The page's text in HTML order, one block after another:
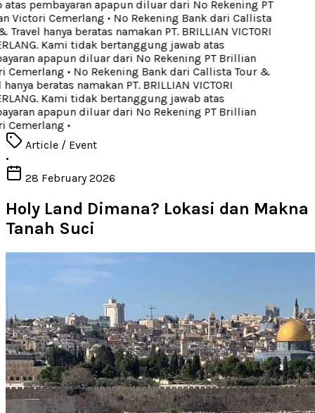
pembayaran apapun diluar dari No Rekening PT
Victori Cemerlang• No Rekening Bank dari Callista
hanya beratas namakan PT. BRILLIAN VICTORI
Kami tidak bertanggung jawab atas
apapun diluar dari No Rekening PT Brillian
Cemerlang• No Rekening Bank dari Callista Tour &
beratas namakan PT. BRILLIAN VICTORI
Kami tidak bertanggung jawab atas
apapun diluar dari No Rekening PT Brillian
Cemerlang•
Article / Event
•
28 February 2026
Holy Land Dimana? Lokasi dan Makna
Tanah Suci